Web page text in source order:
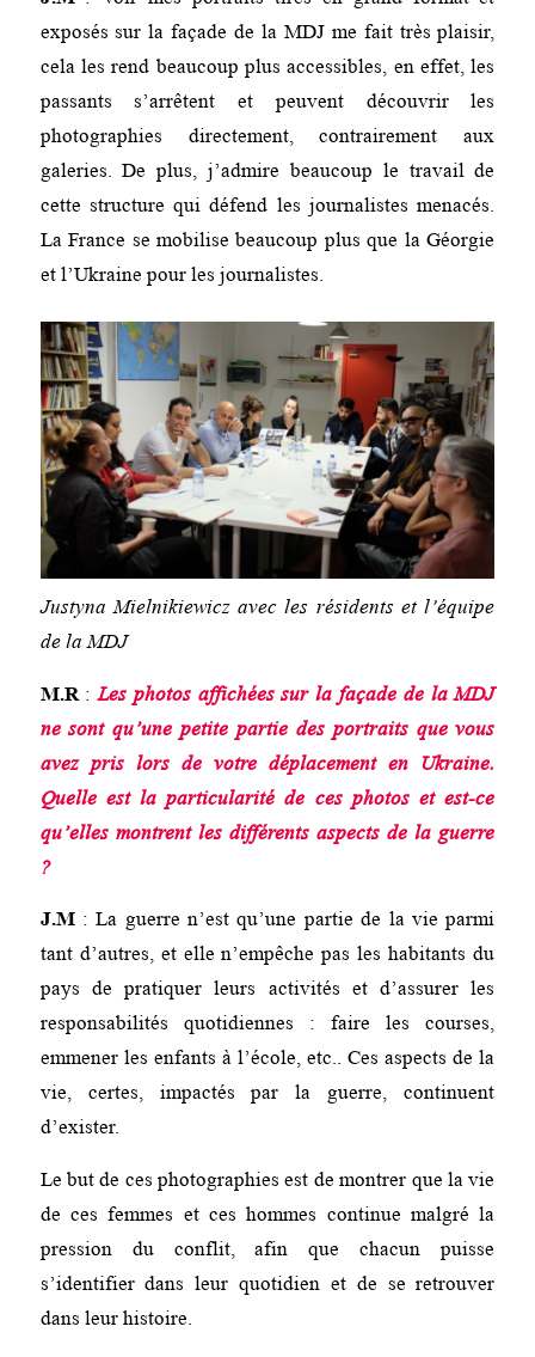
exposés sur la façade de la MDJ me fait très plaisir,
cela les rend beaucoup plus accessibles, en effet, les
passants s’arrêtent et peuvent découvrir les
photographies directement, contrairement aux
galeries. De plus, j’admire beaucoup le travail de
cette structure qui défend les journalistes menacés.
La France se mobilise beaucoup plus que la Géorgie
et l’Ukraine pour les journalistes.
Justyna Mielnikiewicz avec les résidents et l’équipe
de la MDJ
M.R: Les photos affichées sur la façade de la MDJ
ne sont qu’une petite partie des portraits que vous
avez pris lors de votre déplacement en Ukraine.
Quelle est la particularité de ces photos et est-ce
qu’elles montrent les différents aspects de la guerre
?
J.M: La guerre n’est qu’une partie de la vie parmi
tant d’autres, et elle n’empêche pas les habitants du
pays de pratiquer leurs activités et d’assurer les
responsabilités quotidiennes : faire les courses,
emmener les enfants à l’école, etc.. Ces aspects de la
vie, certes, impactés par la guerre, continuent
d’exister.
Le but de ces photographies est de montrer que la vie
de ces femmes et ces hommes continue malgré la
pression du conflit, afin que chacun puisse
s’identifier dans leur quotidien et de se retrouver
dans leur histoire.